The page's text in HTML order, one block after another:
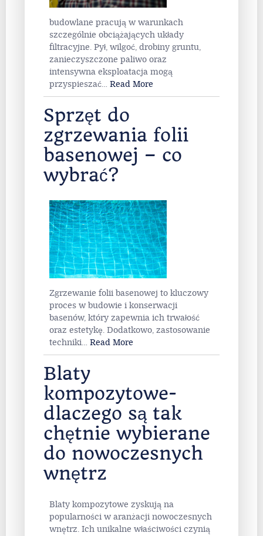
budowlane pracują w warunkach
szczególnie obciążających układy
filtracyjne. Pył, wilgoć, drobiny gruntu,
zanieczyszczone paliwo oraz
intensywna eksploatacja mogą
przyspieszać… Read More
Sprzęt do
zgrzewania folii
basenowej – co
wybrać?
Zgrzewanie folii basenowej to kluczowy
proces w budowie i konserwacji
basenów, który zapewnia ich trwałość
oraz estetykę. Dodatkowo, zastosowanie
techniki… Read More
Blaty
kompozytowe-
dlaczego są tak
chętnie wybierane
do nowoczesnych
wnętrz
Blaty kompozytowe zyskują na
popularności w aranżacji nowoczesnych
wnętrz. Ich unikalne właściwości czynią